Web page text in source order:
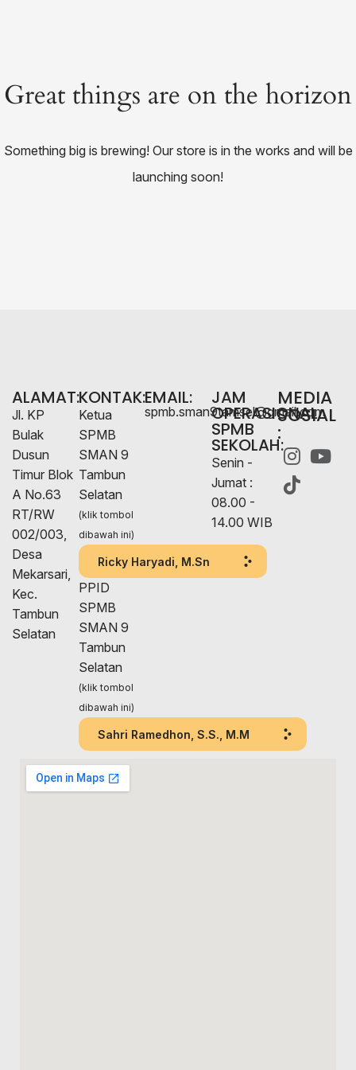
Great things are on the horizon
Something big is brewing! Our store is in the works and will be
launching soon!
ALAMAT:
Jl. KP
Bulak
Dusun
Timur Blok
A No.63
RT/RW
002/003,
Desa
Mekarsari,
Kec.
Tambun
Selatan
KONTAK:
Ketua
SPMB
SMAN 9
Tambun
Selatan
(klik tombol
dibawah ini)
Ricky Haryadi, M.Sn
PPID
SPMB
SMAN 9
Tambun
Selatan
(klik tombol
dibawah ini)
Sahri Ramedhon, S.S., M.M
EMAIL:
spmb.sman9tamsel@gmail.com
JAM
OPERASIONAL
SPMB
SEKOLAH:
Senin -
Jumat :
08.00 -
14.00 WIB
MEDIA
SOSIAL
: